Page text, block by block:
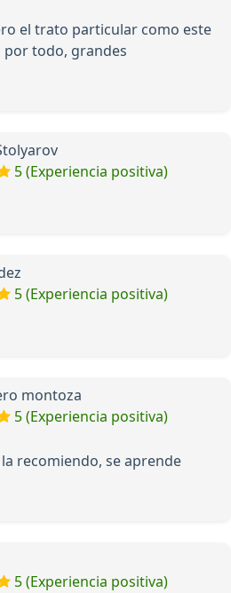
el trato particular como este
por todo, grandes
5 (Experiencia positiva)
5 (Experiencia positiva)
montoza
5 (Experiencia positiva)
recomiendo, se aprende
5 (Experiencia positiva)